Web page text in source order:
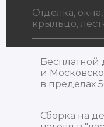
Отделка,
крыльцо,
Бесплатной
и
в пределах
Сборка на